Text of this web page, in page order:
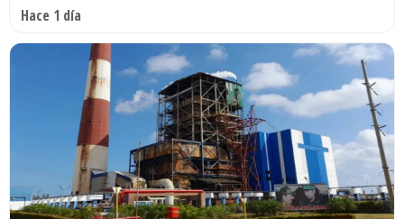
Hace 1 día